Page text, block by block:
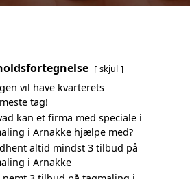
skjul
vil have kvarterets
tag!
kan et firma med speciale i
i Arnakke hjælpe med?
altid mindst 3 tilbud på
i Arnakke